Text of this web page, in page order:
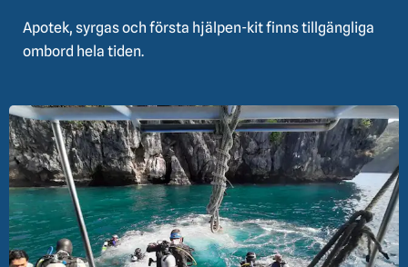
Apotek, syrgas och första hjälpen-kit finns tillgängliga
ombord hela tiden.